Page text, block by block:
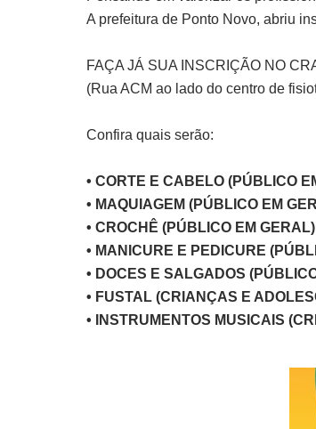
A prefeitura de Ponto Novo, abriu
FAÇA JÁ SUA INSCRIÇÃO NO
(Rua ACM ao lado do centro de
Confira quais serão:
• CORTE E CABELO (PÚBLICO
• MAQUIAGEM (PÚBLICO EM
• CROCHÊ (PÚBLICO EM GERAL)
• MANICURE E PEDICURE
• DOCES E SALGADOS
• FUSTAL (CRIANÇAS E
• INSTRUMENTOS MUSICAIS